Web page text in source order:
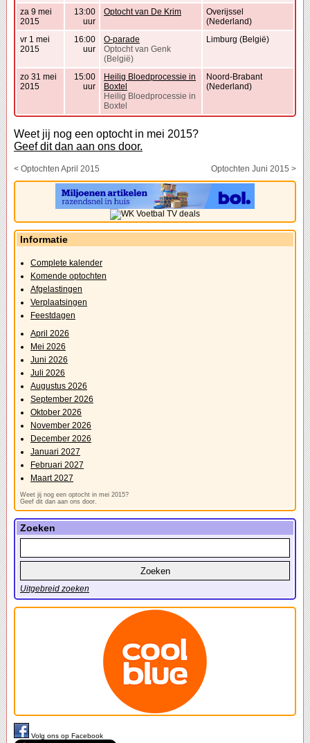
za 9 mei
2015
13:00
uur
Optocht van De Krim
Overijssel
(Nederland)
vr 1 mei
2015
16:00
uur
O-parade
Optocht van Genk
(België)
Limburg (België)
zo 31 mei
2015
15:00
uur
Heilig Bloedprocessie in
Boxtel
Heilig Bloedprocessie in
Boxtel
Noord-Brabant
(Nederland)
Weet jij nog een optocht in mei 2015?
Geef dit dan aan ons door.
< Optochten April 2015 Optochten Juni 2015 >
Informatie
Complete kalender
Komende optochten
Afgelastingen
Verplaatsingen
Feestdagen
April 2026
Mei 2026
Juni 2026
Juli 2026
Augustus 2026
September 2026
Oktober 2026
November 2026
December 2026
Januari 2027
Februari 2027
Maart 2027
Weet jij nog een optocht in mei 2015?
Geef dit dan aan ons door.
Zoeken
Uitgebreid zoeken
Volg ons op Facebook